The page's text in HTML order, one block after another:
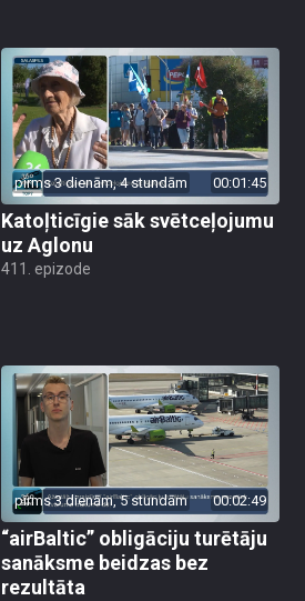
pirms 3 dienām, 4 stundām 00:01:45
Katoļticīgie sāk svētceļojumu
uz Aglonu
411. epizode
pirms 3 dienām, 5 stundām 00:02:49
“airBaltic” obligāciju turētāju
sanāksme beidzas bez
rezultāta